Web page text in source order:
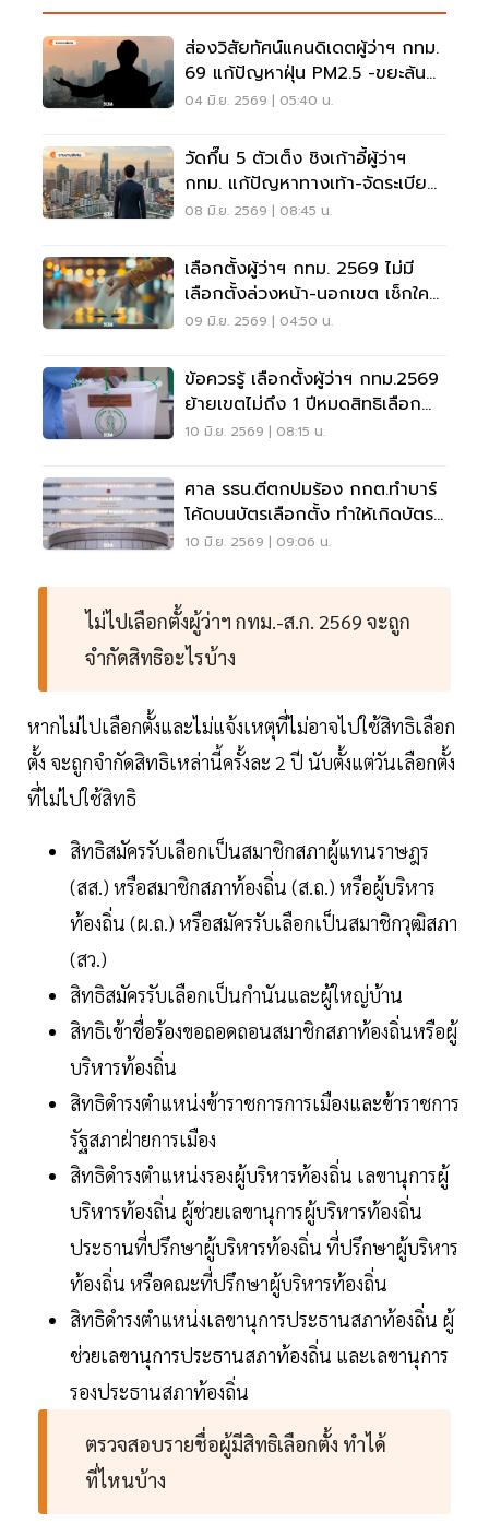
ส่องวิสัยทัศน์แคนดิเดตผู้ว่าฯ กทม.
69 แก้ปัญหาฝุ่น PM2.5 -ขยะล้น
เมือง
04 มิ.ย. 2569 | 05:40 น.
วัดกึ๊น 5 ตัวเต็ง ชิงเก้าอี้ผู้ว่าฯ
กทม. แก้ปัญหาทางเท้า-จัดระเบียบ
หาบเร่งแผงลอย
08 มิ.ย. 2569 | 08:45 น.
เลือกตั้งผู้ว่าฯ กทม. 2569 ไม่มี
เลือกตั้งล่วงหน้า-นอกเขต เช็กใคร
มีสิทธิ-ห้ามใช้สิทธิบ้าง
09 มิ.ย. 2569 | 04:50 น.
ข้อควรรู้ เลือกตั้งผู้ว่าฯ กทม.2569
ย้ายเขตไม่ถึง 1 ปีหมดสิทธิเลือก
ส.ก.
10 มิ.ย. 2569 | 08:15 น.
ศาล รธน.ตีตกปมร้อง กกต.ทำบาร์
โค้ดบนบัตรเลือกตั้ง ทำให้เกิดบัตร
เสีย
10 มิ.ย. 2569 | 09:06 น.
ไม่ไปเลือกตั้งผู้ว่าฯ กทม.-ส.ก. 2569 จะถูก
จำกัดสิทธิอะไรบ้าง
หากไม่ไปเลือกตั้งและไม่แจ้งเหตุที่ไม่อาจไปใช้สิทธิเลือก
ตั้ง จะถูกจำกัดสิทธิเหล่านี้ครั้งละ 2 ปี นับตั้งแต่วันเลือกตั้ง
ที่ไม่ไปใช้สิทธิ
สิทธิสมัครรับเลือกเป็นสมาชิกสภาผู้แทนราษฎร
(สส.) หรือสมาชิกสภาท้องถิ่น (ส.ถ.) หรือผู้บริหาร
ท้องถิ่น (ผ.ถ.) หรือสมัครรับเลือกเป็นสมาชิกวุฒิสภา
(สว.)
สิทธิสมัครรับเลือกเป็นกำนันและผู้ใหญ่บ้าน
สิทธิเข้าชื่อร้องขอถอดถอนสมาชิกสภาท้องถิ่นหรือผู้
บริหารท้องถิ่น
สิทธิดำรงตำแหน่งข้าราชการการเมืองและข้าราชการ
รัฐสภาฝ่ายการเมือง
สิทธิดำรงตำแหน่งรองผู้บริหารท้องถิ่น เลขานุการผู้
บริหารท้องถิ่น ผู้ช่วยเลขานุการผู้บริหารท้องถิ่น
ประธานที่ปรึกษาผู้บริหารท้องถิ่น ที่ปรึกษาผู้บริหาร
ท้องถิ่น หรือคณะที่ปรึกษาผู้บริหารท้องถิ่น
สิทธิดำรงตำแหน่งเลขานุการประธานสภาท้องถิ่น ผู้
ช่วยเลขานุการประธานสภาท้องถิ่น และเลขานุการ
รองประธานสภาท้องถิ่น
ตรวจสอบรายชื่อผู้มีสิทธิเลือกตั้ง ทำได้
ที่ไหนบ้าง